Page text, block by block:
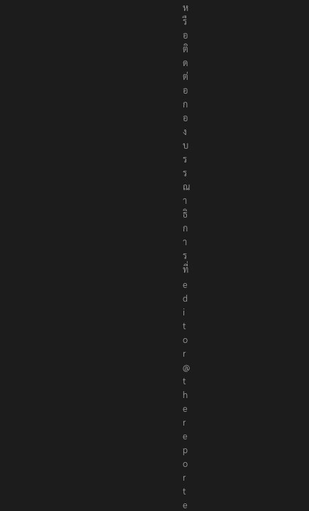
ห
รื
อ
ติ
ด
ต่
อ
ก
อ
ง
บ
ร
ร
ณ
า
ธิ
ก
า
ร
ที่
e
d
i
t
o
r
@
t
h
e
r
e
p
o
r
t
e